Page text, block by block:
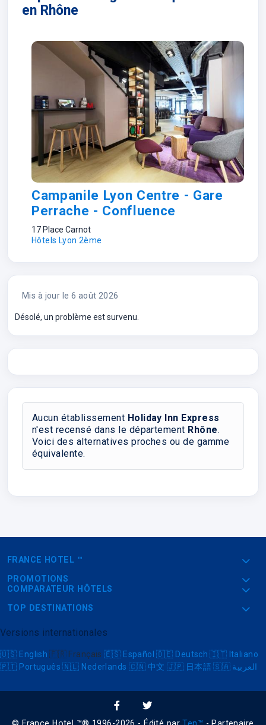
en Rhône
Citadines Presqu'île Lyon
2 Rue Thomassin
Hôtels Lyon 2ème
Mis à jour le 6 août 2026
Désolé, un problème est survenu.
Aucun établissement Holiday Inn Express
n'est recensé dans le département Rhône.
Voici des alternatives proches ou de gamme
équivalente.
FRANCE HOTEL ™
COMPARATEUR HÔTELS
TOP DESTINATIONS
PROMOTIONS
Versions internationales
🇺🇸 English 🇫🇷 Français 🇪🇸 Español 🇩🇪 Deutsch 🇮🇹 Italiano
🇵🇹 Português 🇳🇱 Nederlands 🇨🇳 中文 🇯🇵 日本語🇸🇦 العربية